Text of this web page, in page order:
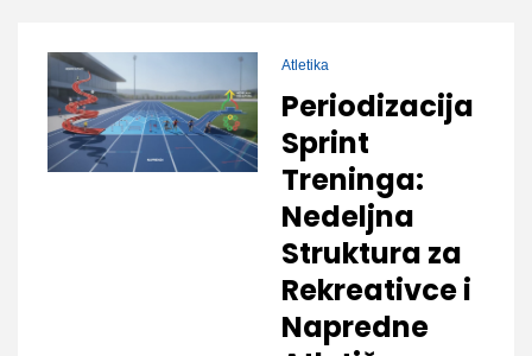
Atletika
Periodizacija
Sprint
Treninga:
Nedeljna
Struktura za
Rekreativce i
Napredne